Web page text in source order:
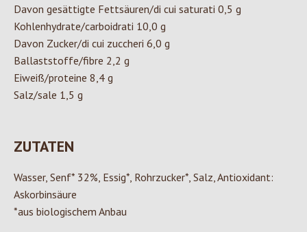
Davon gesättigte Fettsäuren/di cui saturati 0,5 g
Kohlenhydrate/carboidrati 10,0 g
Davon Zucker/di cui zuccheri 6,0 g
Ballaststoffe/fibre 2,2 g
Eiweiß/proteine 8,4 g
Salz/sale 1,5 g
ZUTATEN
Wasser, Senf* 32%, Essig*, Rohrzucker*, Salz, Antioxidant:
Askorbinsäure
*aus biologischem Anbau